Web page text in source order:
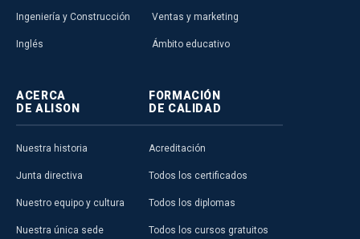
Ingeniería y Construcción
Inglés
Ventas y marketing
Ámbito educativo
ACERCA
DE ALISON
Nuestra historia
Junta directiva
Nuestro equipo y cultura
Nuestra única sede
FORMACIÓN
DE CALIDAD
Acreditación
Todos los certificados
Todos los diplomas
Todos los cursos gratuitos